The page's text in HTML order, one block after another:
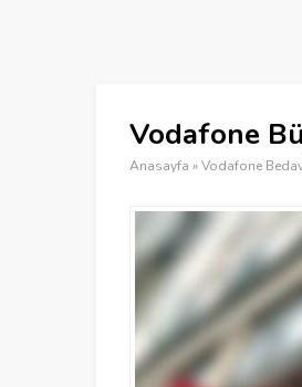
Vodafone
Anasayfa »Vodafone